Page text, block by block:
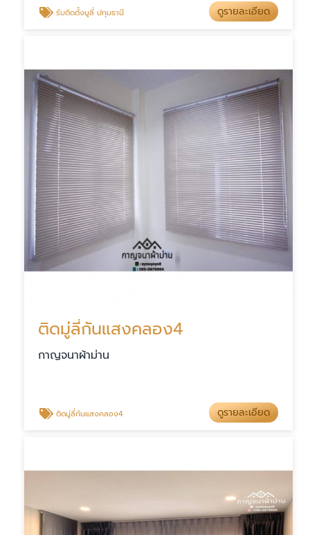
รับติดตั้งมูลี่ ปทุมธานี ดูรายละเอียด
ติดมู่ลี่กันแสงคลอง4
กาญจนาผ้าม่าน
ติดมู่ลี่กันแสงคลอง4 ดูรายละเอียด